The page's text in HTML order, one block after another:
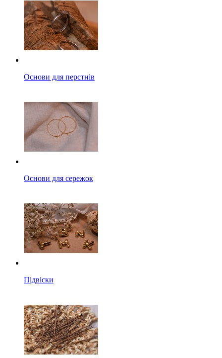
Основи для перстнів
Основи для сережок
Підвіски